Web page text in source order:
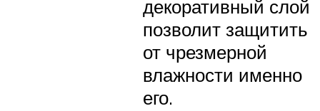
декоративный слой
позволит защитить
от чрезмерной
влажности именно
его.